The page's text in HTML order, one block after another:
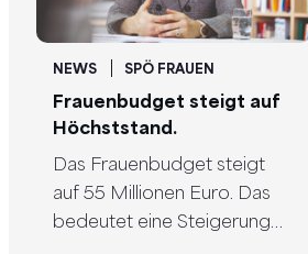
NEWS SPÖ FRAUEN
Frauenbudget steigt auf
Höchststand.
Das Frauenbudget steigt
auf 55 Millionen Euro. Das
bedeutet eine Steigerung